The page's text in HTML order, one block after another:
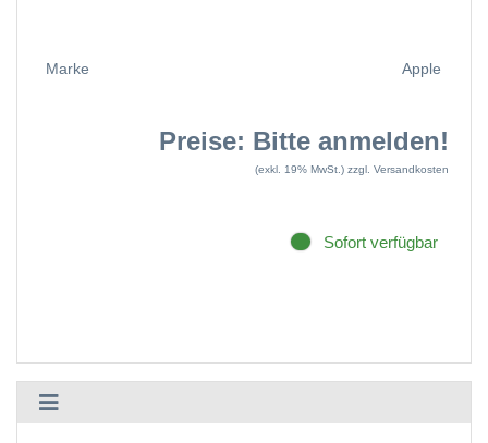
Marke Apple
Preise: Bitte anmelden!
(exkl. 19% MwSt.) zzgl. Versandkosten
Sofort verfügbar